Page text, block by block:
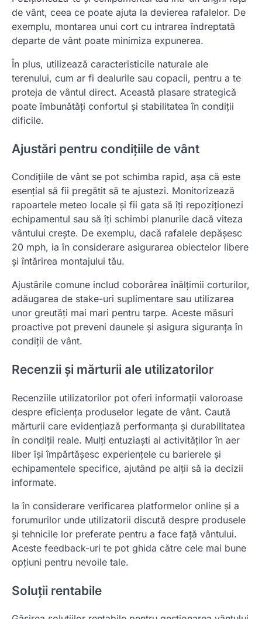
de vânt, ceea ce poate ajuta la devierea rafalelor. De
exemplu, montarea unui cort cu intrarea îndreptată
departe de vânt poate minimiza expunerea.
În plus, utilizează caracteristicile naturale ale
terenului, cum ar fi dealurile sau copacii, pentru a te
proteja de vântul direct. Această plasare strategică
poate îmbunătăți confortul și stabilitatea în condiții
dificile.
Ajustări pentru condițiile de vânt
Condițiile de vânt se pot schimba rapid, așa că este
esențial să fii pregătit să te ajustezi. Monitorizează
rapoartele meteo locale și fii gata să îți repoziționezi
echipamentul sau să îți schimbi planurile dacă viteza
vântului crește. De exemplu, dacă rafalele depășesc
20 mph, ia în considerare asigurarea obiectelor libere
și întărirea montajului tău.
Ajustările comune includ coborârea înălțimii corturilor,
adăugarea de stake-uri suplimentare sau utilizarea
unor greutăți mai mari pentru tarpe. Aceste măsuri
proactive pot preveni daunele și asigura siguranța în
condiții de vânt.
Recenzii și mărturii ale utilizatorilor
Recenziile utilizatorilor pot oferi informații valoroase
despre eficiența produselor legate de vânt. Caută
mărturii care evidențiază performanța și durabilitatea
în condiții reale. Mulți entuziaști ai activităților în aer
liber își împărtășesc experiențele cu barierele și
echipamentele specifice, ajutând pe alții să ia decizii
informate.
Ia în considerare verificarea platformelor online și a
forumurilor unde utilizatorii discută despre produsele
și tehnicile lor preferate pentru a face față vântului.
Aceste feedback-uri te pot ghida către cele mai bune
opțiuni pentru nevoile tale.
Soluții rentabile